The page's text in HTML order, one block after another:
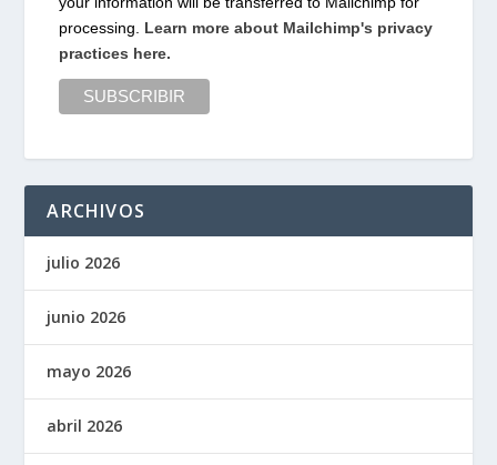
processing. Learn more about Mailchimp's privacy
practices here.
ARCHIVOS
julio 2026
junio 2026
mayo 2026
abril 2026